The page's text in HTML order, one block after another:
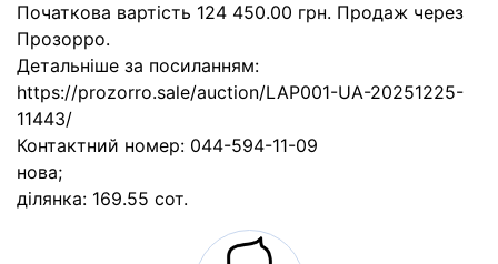
Початкова вартість 124 450.00 грн. Продаж через
Прозорро.
Детальніше за посиланням:
https://prozorro.sale/auction/LAP001-UA-20251225-
11443/
Контактний номер: 044-594-11-09
нова;
ділянка: 169.55 сот.